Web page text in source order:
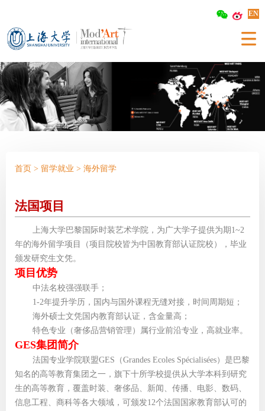
EN
首页 > 留学就业 > 海外留学
法国项目
上海大学巴黎国际时装艺术学院，为广大学子提供为期1~2
年的海外留学项目（项目院校皆为中国教育部认证院校 ），毕业
颁发研究生文凭。
项目优势
中法名校强强联手；
1-2年提升学历，国内与国外课程无缝对接，时间周期短；
海外硕士文凭国内教育部认证，含金量高；
特色专业（奢侈品营销管理）属行业前沿专业，高就业率。
GES集团简介
法国专业学院联盟GES（Grandes Ecoles Spécialisées）是巴黎
知名的高等教育集团之一，旗下十所学校提供从大学本科到研究
生的高等教育，覆盖时装、奢侈品、新闻、传播、电影、数码、
信息工程、商科等各大领域，可颁发12个法国国家教育部认可的